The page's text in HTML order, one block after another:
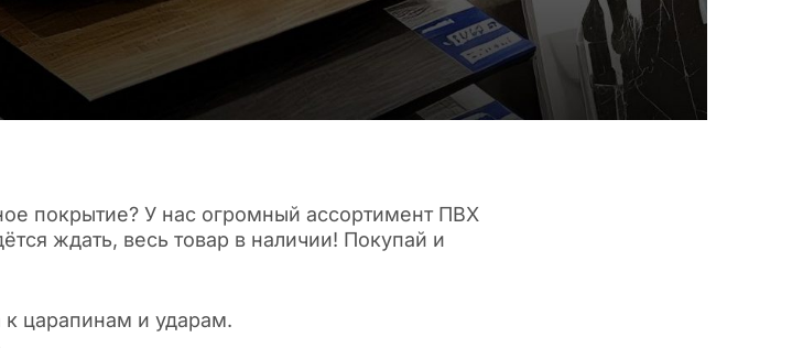
покрытие? У нас огромный ассортимент ПВХ
ждать, весь товар в наличии! Покупай и
к царапинам и ударам.